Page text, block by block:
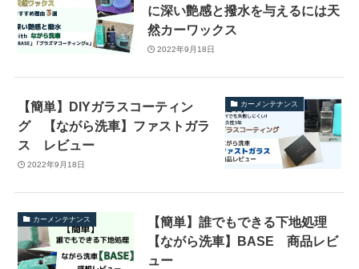
に深い艶感と撥水を与えるには天
然カーワックス
2022年9月18日
カーメンテナンス
【簡単】DIYガラスコーティン
グ 【ながら洗車】ファストガラ
ス レビュー
2022年9月18日
カーメンテナンス
【簡単】誰でもできる下地処理
【ながら洗車】BASE 商品レビ
ュー